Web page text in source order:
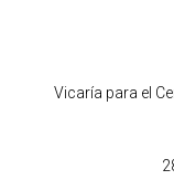
Vicaría para el